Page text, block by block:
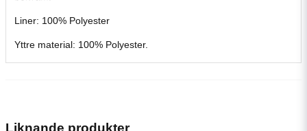
Liner: 100% Polyester
Yttre material: 100% Polyester.
Liknande produkter